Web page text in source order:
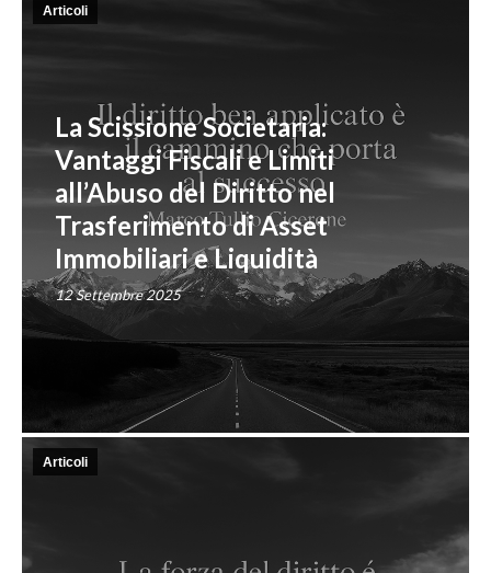
Articoli
La Scissione Societaria:
Vantaggi Fiscali e Limiti
all’Abuso del Diritto nel
Trasferimento di Asset
Immobiliari e Liquidità
12 Settembre 2025
Articoli